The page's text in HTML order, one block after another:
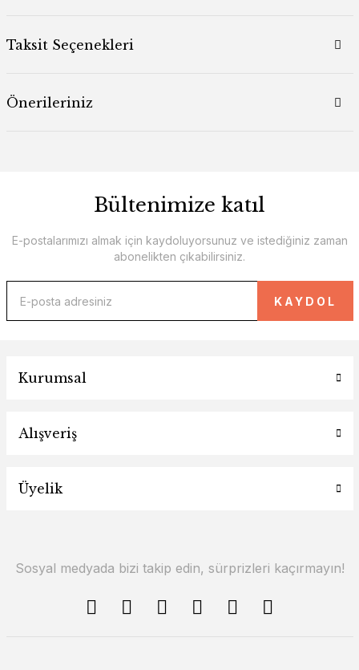
Taksit Seçenekleri
Önerileriniz
Bültenimize katıl
E-postalarımızı almak için kaydoluyorsunuz ve istediğiniz zaman
abonelikten çıkabilirsiniz.
KAYDOL
Kurumsal
Alışveriş
Üyelik
Sosyal medyada bizi takip edin, sürprizleri kaçırmayın!